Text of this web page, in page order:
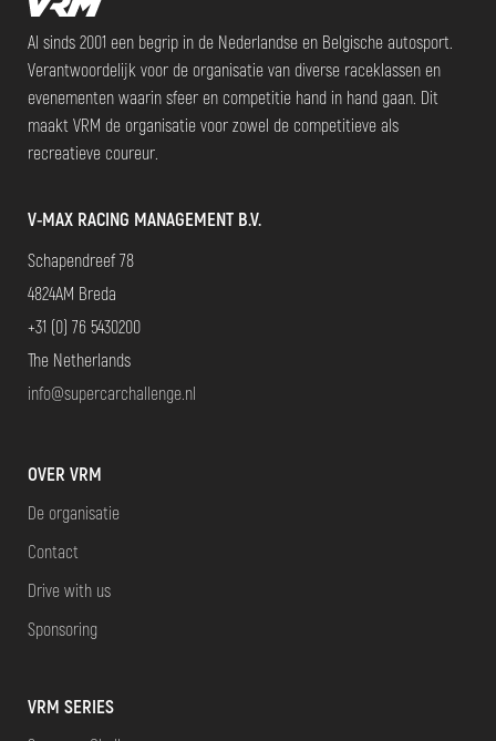
Al sinds 2001 een begrip in de Nederlandse en Belgische autosport.
Verantwoordelijk voor de organisatie van diverse raceklassen en
evenementen waarin sfeer en competitie hand in hand gaan. Dit
maakt VRM de organisatie voor zowel de competitieve als
recreatieve coureur.
V-MAX RACING MANAGEMENT B.V.
Schapendreef 78
4824AM Breda
+31 (0) 76 5430200
The Netherlands
info@supercarchallenge.nl
OVER VRM
De organisatie
Contact
Drive with us
Sponsoring
VRM SERIES